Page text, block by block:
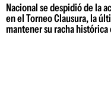
Nacional se despidió de la
en el Torneo Clausura, la
mantener su racha